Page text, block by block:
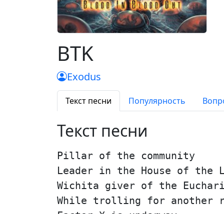
BTK
Exodus
Текст песни Популярность
Текст песни
Pillar of the community
Leader in the House of the
Wichita giver of the
While trolling for another